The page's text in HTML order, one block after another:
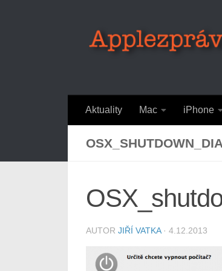
Aktuality Mac iPhone
AUTOR JIŘÍ VATKA · 4.12.2013